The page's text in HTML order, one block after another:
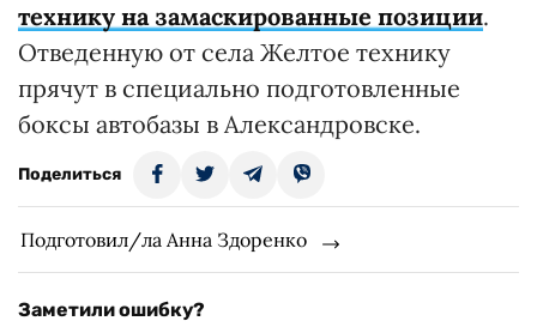
технику на замаскированные позиции.
Отведенную от села Желтое технику
прячут в специально подготовленные
боксы автобазы в Александровске.
Поделиться
Подготовил/ла Анна Здоренко
Заметили ошибку?